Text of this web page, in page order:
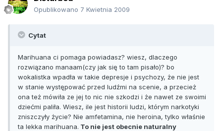
Opublikowano 7 Kwietnia 2009
Cytat
Marihuana ci pomaga powiadasz? wiesz, dlaczego
rozwiązano manaam(czy jak się to tam pisało)? bo
wokalistka wpadła w takie depresje i psychozy, że nie jest
w stanie występować przed ludźmi na scenie, a przecież
ona też mówiła ze jej to nic nie szkodzi i że nawet ze swoimi
dziećmi paliła. Wiesz, ile jest historii ludzi, którym narkotyki
zniszczyły życie? Nie amfetamina, nie heroina, tylko właśnie
ta lekka marihuana. To nie jest obecnie naturalny